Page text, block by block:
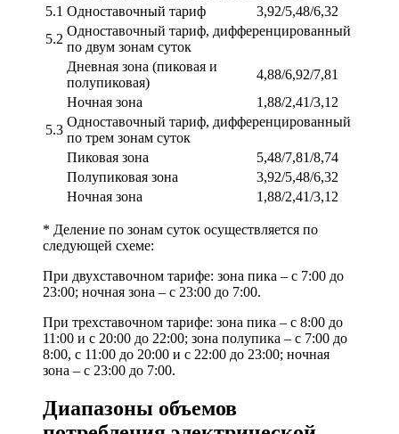
5.1 Одноставочный тариф
3,92/5,48/6,32
5.2
Одноставочный тариф, дифференцированный
по двум зонам суток
Дневная зона (пиковая и
полупиковая)
4,88/6,92/7,81
Ночная зона
1,88/2,41/3,12
5.3
Одноставочный тариф, дифференцированный
по трем зонам суток
Пиковая зона
5,48/7,81/8,74
Полупиковая зона
3,92/5,48/6,32
Ночная зона
1,88/2,41/3,12
* Деление по зонам суток осуществляется по
следующей схеме:
При двухставочном тарифе: зона пика – с 7:00 до
23:00; ночная зона – с 23:00 до 7:00.
При трехставочном тарифе: зона пика – с 8:00 до
11:00 и с 20:00 до 22:00; зона полупика – с 7:00 до
8:00, с 11:00 до 20:00 и с 22:00 до 23:00; ночная
зона – с 23:00 до 7:00.
Диапазоны объемов